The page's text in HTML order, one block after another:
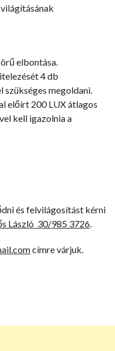
elbontása.
4 db
megoldani.
előírt 200 LUX átlagos
kell igazolnia a
és felvilágosítást kérni
László 30/985 3726
címre várjuk.